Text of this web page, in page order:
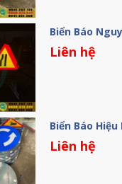
Biển Báo
Liên hệ
Biển Báo Hiệu
Liên hệ